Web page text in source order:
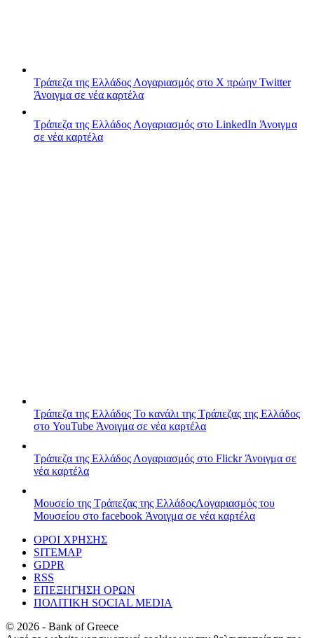
Τράπεζα της Ελλάδος Λογαριασμός στο X πρώην Twitter
Άνοιγμα σε νέα καρτέλα
Τράπεζα της Ελλάδος Λογαριασμός στο LinkedIn Άνοιγμα
σε νέα καρτέλα
Τράπεζα της Ελλάδος Το κανάλι της Τράπεζας της Ελλάδος
στο YouTube Άνοιγμα σε νέα καρτέλα
Τράπεζα της Ελλάδος Λογαριασμός στο FlickrΆνοιγμα σε
νέα καρτέλα
Μουσείο της Τράπεζας της ΕλλάδοςΛογαριασμός του
Μουσείου στο facebook Άνοιγμα σε νέα καρτέλα
ΟΡΟΙ ΧΡΗΣΗΣ
SITEMAP
GDPR
RSS
ΕΠΕΞΗΓΗΣΗ ΟΡΩΝ
ΠΟΛΙΤΙΚΗ SOCIAL MEDIA
© 2026 - Bank of Greece